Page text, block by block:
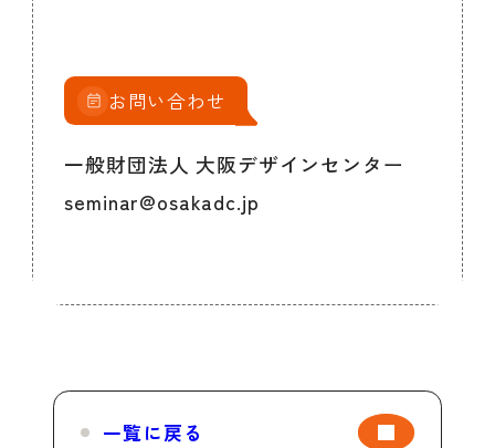
お問い合わせ
一般財団法人 大阪デザインセンター
seminar@osakadc.jp
一覧に戻る